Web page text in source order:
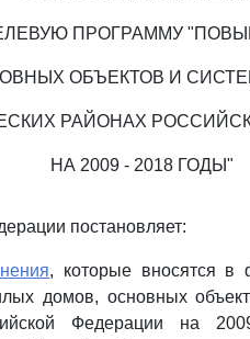
ПРОГРАММУ
ОБЪЕКТОВ И
РАЙОНАХ
НА 2009 - 2018 ГОДЫ"
постановляет:
, которые вносятся в
домов, основных
Федерации на